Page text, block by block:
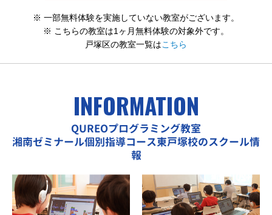
※ 一部無料体験を実施していない教室がございます。
※ こちらの教室は1ヶ月無料体験の対象外です。
戸塚区の教室一覧はこちら
INFORMATION
QUREOプログラミング教室
湘南ゼミナール個別指導コース東戸塚校のスクール情
報